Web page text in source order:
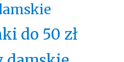
do 50 zł